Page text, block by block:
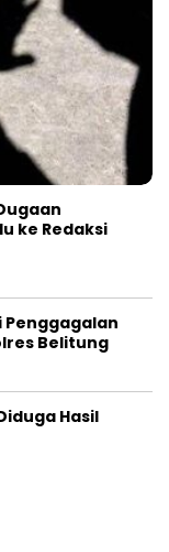
ke Redaksi
Penggagalan
Belitung
Hasil